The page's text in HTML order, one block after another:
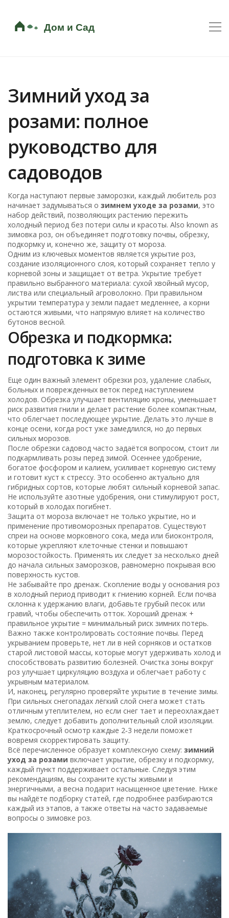
Зимний уход за
розами: полное
руководство для
садоводов
Когда наступают первые заморозки, каждый любитель роз
начинает задумываться озимнем уходе за розами,это
набор действий, позволяющих растению пережить
холодный период без потери силы и красоты. Also known as
зимовка роз, он объединяет подготовку почвы, обрезку,
подкормку и, конечно же, защиту от мороза.
Одним из ключевых моментов являетсяукрытие роз,
создание изоляционного слоя, который сохраняет тепло у
корневой зоны и защищает от ветра. Укрытие требует
правильно выбранного материала: сухой хвойный мусор,
листва или специальный агроволокно. При правильном
укрытии температура у земли падает медленнее, а корни
остаются живыми, что напрямую влияет на количество
бутонов весной.
Обрезка и подкормка:
подготовка к зиме
Еще один важный элемент обрезки роз,удаление слабых,
больных и поврежденных веток перед наступлением
холодов. Обрезка улучшает вентиляцию кроны, уменьшает
риск развития гнили и делает растение более компактным,
что облегчает последующее укрытие. Делать это лучше в
конце осени, когда рост уже замедлился, но до первых
сильных морозов.
После обрезки садовод часто задаётся вопросом, стоит ли
подкармливать розы перед зимой. Осеннее удобрение,
богатое фосфором и калием, усиливает корневую систему
и готовит куст к стрессу. Это особенно актуально для
гибридных сортов, которые любят сильный корневой запас.
Не используйте азотные удобрения, они стимулируют рост,
который в холодах погибнет.
Защита от мороза включает не только укрытие, но и
применение противоморозных препаратов. Существуют
спреи на основе морковного сока, меда или биоконтроля,
которые укрепляют клеточные стенки и повышают
морозостойкость. Применять их следует за несколько дней
до начала сильных заморозков, равномерно покрывая всю
поверхность кустов.
Не забывайте про дренаж. Скопление воды у основания роз
в холодный период приводит к гниению корней. Если почва
склонна к удержанию влаги, добавьте грубый песок или
гравий, чтобы обеспечить отток. Хороший дренаж +
правильное укрытие = минимальный риск зимних потерь.
Важно также контролировать состояние почвы. Перед
укрыванием проверьте, нет ли в ней сорняков и остатков
старой листовой массы, которые могут удерживать холод и
способствовать развитию болезней. Очистка зоны вокруг
роз улучшает циркуляцию воздуха и облегчает работу с
укрывным материалом.
И, наконец, регулярно проверяйте укрытие в течение зимы.
При сильных снегопадах лёгкий слой снега может стать
отличным утеплителем, но если снег тает и переохлаждает
землю, следует добавить дополнительный слой изоляции.
Краткосрочный осмотр каждые 2‑3 недели поможет
вовремя скорректировать защиту.
Всё перечисленное образует комплексную схему:зимний
уход за розами включает укрытие, обрезку и подкормку,
каждый пункт поддерживает остальные. Следуя этим
рекомендациям, вы сохраните кусты живыми и
энергичными, а весна подарит насыщенное цветение. Ниже
вы найдёте подборку статей, где подробнее разбираются
каждый из этапов, а также ответы на часто задаваемые
вопросы о зимовке роз.